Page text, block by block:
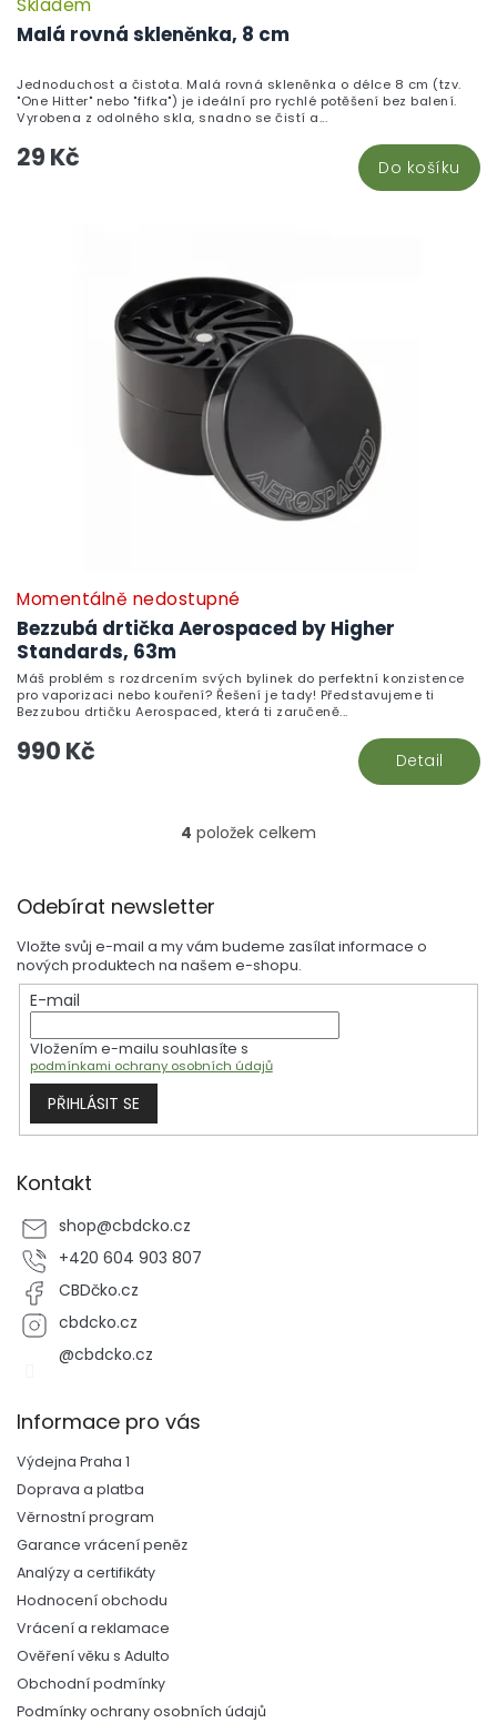
Malá rovná skleněnka, 8 cm
Skladem
29 Kč Do košíku
Jednoduchost a čistota. Malá rovná skleněnka o délce 8 cm (tzv.
"One Hitter" nebo "fifka") je ideální pro rychlé potěšení bez balení.
Vyrobena z odolného skla, snadno se čistí a...
Bezzubá drtička Aerospaced by Higher
Standards, 63m
Momentálně nedostupné
990 Kč Detail
Máš problém s rozdrcením svých bylinek do perfektní konzistence
pro vaporizaci nebo kouření? Řešení je tady! Představujeme ti
Bezzubou drtičku Aerospaced, která ti zaručeně...
O
a
c
í
p
r
v
k
ý
4 položek celkem
Odebírat newsletter
Vložte svůj e-mail a my vám budeme zasílat informace o
nových produktech na našem e-shopu.
E-mail
Vložením e-mailu souhlasíte s
podmínkami ochrany osobních údajů
PŘIHLÁSIT SE
Kontakt
shop@cbdcko.cz
+420 604 903 807
CBDčko.cz
cbdcko.cz
@cbdcko.cz
Informace pro vás
Výdejna Praha 1
Doprava a platba
Věrnostní program
Garance vrácení peněz
Analýzy a certifikáty
Hodnocení obchodu
Vrácení a reklamace
Ověření věku s Adulto
Obchodní podmínky
Podmínky ochrany osobních údajů